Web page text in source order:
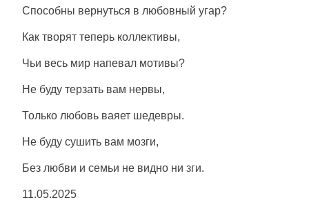
Способны вернуться в любовный угар?
Как творят теперь коллективы,
Чьи весь мир напевал мотивы?
Не буду терзать вам нервы,
Только любовь ваяет шедевры.
Не буду сушить вам мозги,
Без любви и семьи не видно ни зги.
11.05.2025